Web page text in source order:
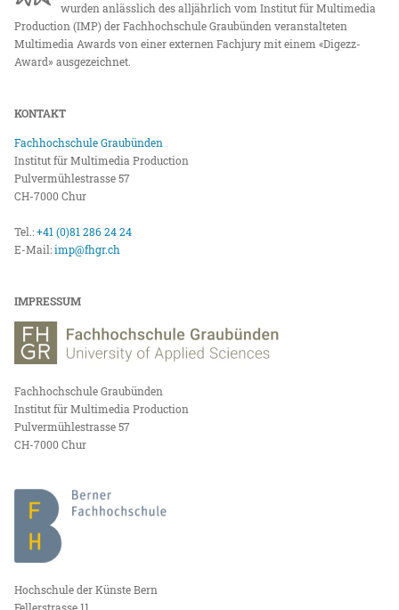
wurden anlässlich des alljährlich vom Institut für Multimedia
Production (IMP) der Fachhochschule Graubünden veranstalteten
Multimedia Awards von einer externen Fachjury mit einem «Digezz-
Award» ausgezeichnet.
KONTAKT
Fachhochschule Graubünden
Institut für Multimedia Production
Pulvermühlestrasse 57
CH-7000 Chur
Tel.:+41 (0)81 286 24 24
E-Mail:imp@fhgr.ch
IMPRESSUM
Fachhochschule Graubünden
Institut für Multimedia Production
Pulvermühlestrasse 57
CH-7000 Chur
Hochschule der Künste Bern